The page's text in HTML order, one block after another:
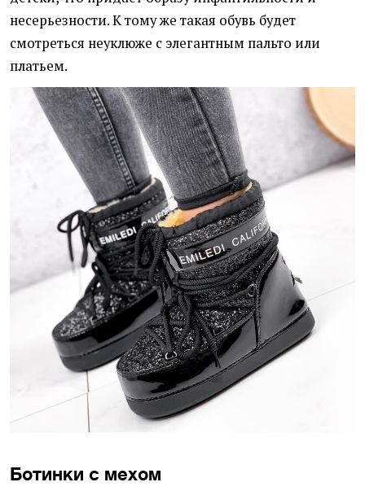
несерьезности. К тому же такая обувь будет
смотреться неуклюже с элегантным пальто или
платьем.
Ботинки с мехом